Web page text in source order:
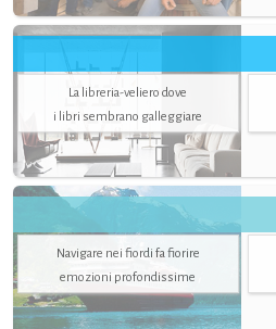
La libreria-veliero dove
i libri sembrano galleggiare
Navigare nei fiordi fa fiorire
emozioni profondissime